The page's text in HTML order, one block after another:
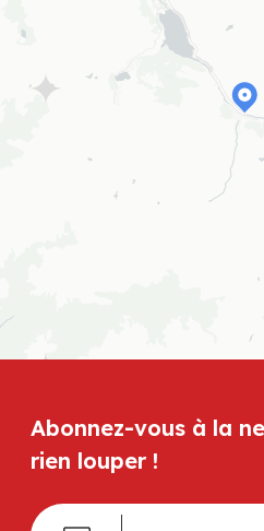
Abonnez-vous à la
rien louper !